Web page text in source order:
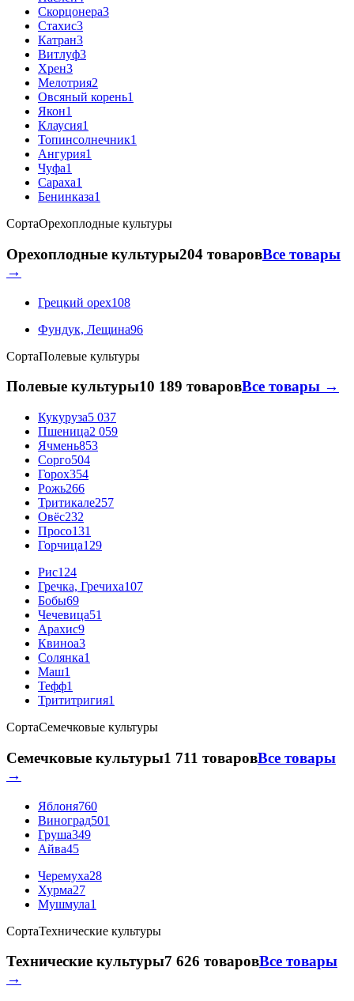
Скорцонера3
Стахис3
Катран3
Витлуф3
Хрен3
Мелотрия2
Овсяный корень1
Якон1
Клаусия1
Топинсолнечник1
Ангурия1
Чуфа1
Сараха1
Бенинказа1
СортаОрехоплодные культуры
Орехоплодные культуры204 товаровВсе товары
→
Грецкий орех108
Фундук, Лещина96
СортаПолевые культуры
Полевые культуры10 189 товаровВсе товары →
Кукуруза5 037
Пшеница2 059
Ячмень853
Сорго504
Горох354
Рожь266
Тритикале257
Овёс232
Просо131
Горчица129
Рис124
Гречка, Гречиха107
Бобы69
Чечевица51
Арахис9
Квиноа3
Солянка1
Маш1
Тефф1
Трититригия1
СортаСемечковые культуры
Семечковые культуры1 711 товаровВсе товары
→
Яблоня760
Виноград501
Груша349
Айва45
Черемуха28
Хурма27
Мушмула1
СортаТехнические культуры
Технические культуры7 626 товаровВсе товары
→